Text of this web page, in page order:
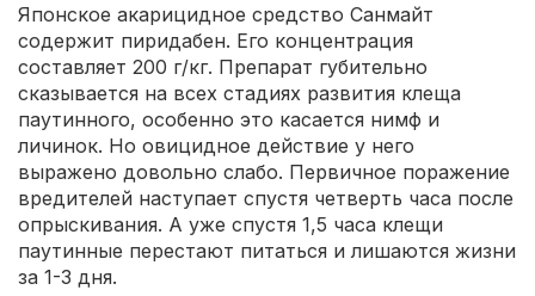
Японское акарицидное средство Санмайт
содержит пиридабен. Его концентрация
составляет 200 г/кг. Препарат губительно
сказывается на всех стадиях развития клеща
паутинного, особенно это касается нимф и
личинок. Но овицидное действие у него
выражено довольно слабо. Первичное поражение
вредителей наступает спустя четверть часа после
опрыскивания. А уже спустя 1,5 часа клещи
паутинные перестают питаться и лишаются жизни
за 1-3 дня.